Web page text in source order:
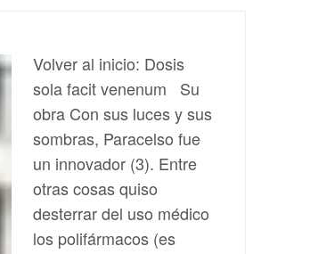
Volver al inicio: Dosis
sola facit venenum Su
obra Con sus luces y sus
sombras, Paracelso fue
un innovador (3). Entre
otras cosas quiso
desterrar del uso médico
los polifármacos (es